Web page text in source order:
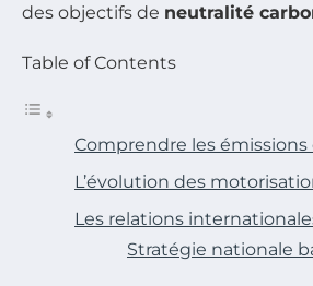
des objectifs de neutralité
Table of Contents
Comprendre les émissions
L’évolution des
Les relations
Stratégie nationale